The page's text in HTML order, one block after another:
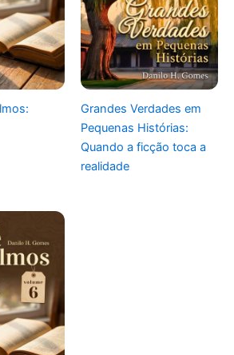
Grandes Verdades em
Pequenas Histórias:
Quando a ficção toca a
realidade